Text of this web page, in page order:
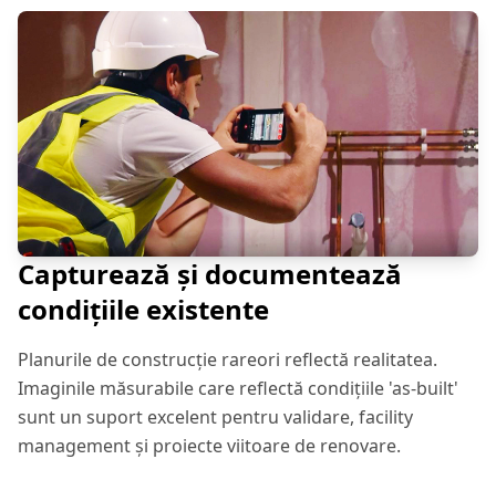
Capturează și documentează
condițiile existente
Planurile de construcție rareori reflectă realitatea.
Imaginile măsurabile care reflectă condițiile 'as-built'
sunt un suport excelent pentru validare, facility
management și proiecte viitoare de renovare.